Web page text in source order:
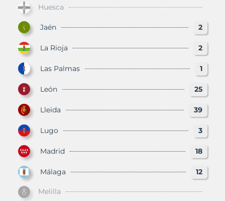
Huesca
Jaén 2
La Rioja 2
Las Palmas 1
León 25
Lleida 39
Lugo 3
Madrid 18
Málaga 12
Melilla